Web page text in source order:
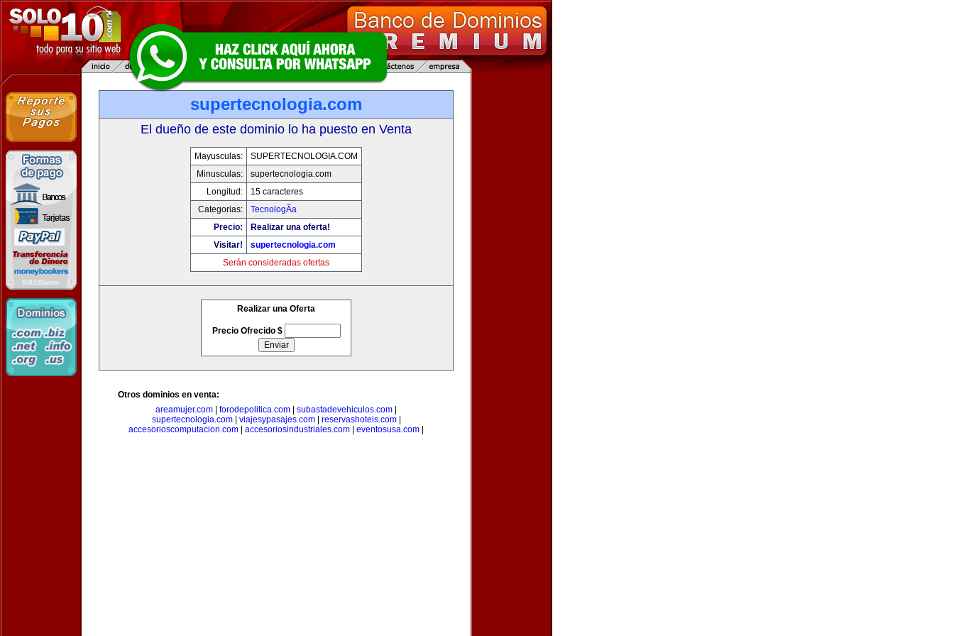
supertecnologia.com
El dueño de este dominio lo ha puesto en Venta
Mayusculas:
SUPERTECNOLOGIA.COM
Minusculas:
supertecnologia.com
Longitud:
15 caracteres
Categorias:
TecnologÃ­a
Precio:
Realizar una oferta!
Visitar!
supertecnologia.com
Serán consideradas ofertas
Realizar una Oferta
Precio Ofrecido $
Otros dominios en venta:
areamujer.com
forodepolitica.com subastadevehiculos.com
supertecnologia.com| viajesypasajes.com| reservashoteis.com|
accesorioscomputacion.com
accesoriosindustriales.com eventosusa.com